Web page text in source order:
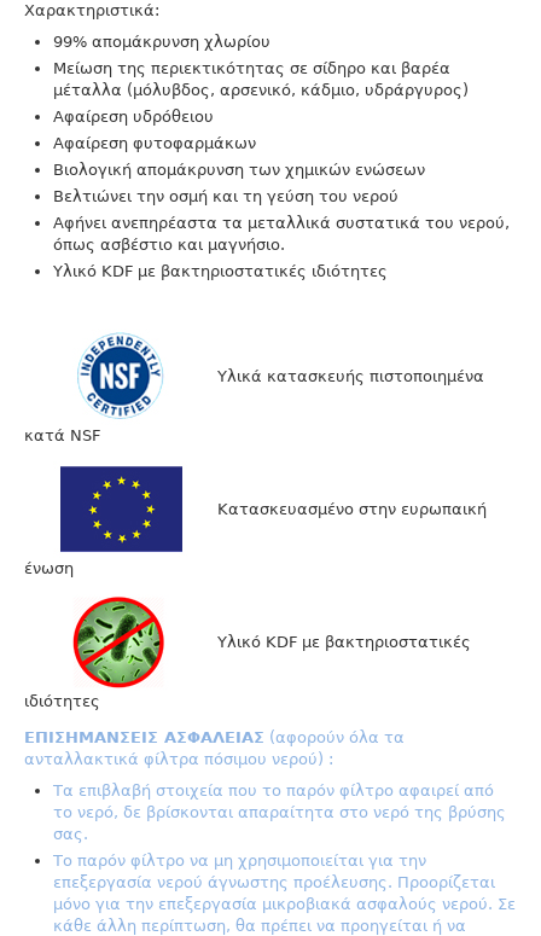
Χαρακτηριστικά:
99% απομάκρυνση χλωρίου
Μείωση της περιεκτικότητας σε σίδηρο και βαρέα
μέταλλα (μόλυβδος, αρσενικό, κάδμιο, υδράργυρος)
Αφαίρεση υδρόθειου
Αφαίρεση φυτοφαρμάκων
Βιολογική απομάκρυνση των χημικών ενώσεων
Βελτιώνει την οσμή και τη γεύση του νερού
Αφήνει ανεπηρέαστα τα μεταλλικά συστατικά του νερού,
όπως ασβέστιο και μαγνήσιο.
Υλικό KDF με βακτηριοστατικές ιδιότητες
Υλικά κατασκευής πιστοποιημένα
κατά NSF
Κατασκευασμένο στην ευρωπαική
ένωση
Υλικό KDF με βακτηριοστατικές
ιδιότητες
ΕΠΙΣΗΜΑΝΣΕΙΣ ΑΣΦΑΛΕΙΑΣ (αφορούν όλα τα
ανταλλακτικά φίλτρα πόσιμου νερού) :
Τα επιβλαβή στοιχεία που το παρόν φίλτρο αφαιρεί από
το νερό, δε βρίσκονται απαραίτητα στο νερό της βρύσης
σας.
Το παρόν φίλτρο να μη χρησιμοποιείται για την
επεξεργασία νερού άγνωστης προέλευσης. Προορίζεται
μόνο για την επεξεργασία μικροβιακά ασφαλούς νερού. Σε
κάθε άλλη περίπτωση, θα πρέπει να προηγείται ή να